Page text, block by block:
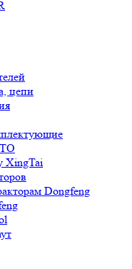
цепи
XingTai
Dongfeng